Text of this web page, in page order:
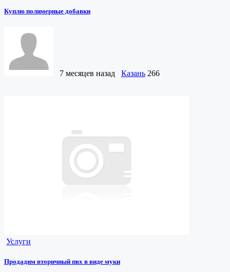
Куплю полимерные добавки
7 месяцев назад Казань 266
Услуги
Продадим вторичный пвх в виде муки